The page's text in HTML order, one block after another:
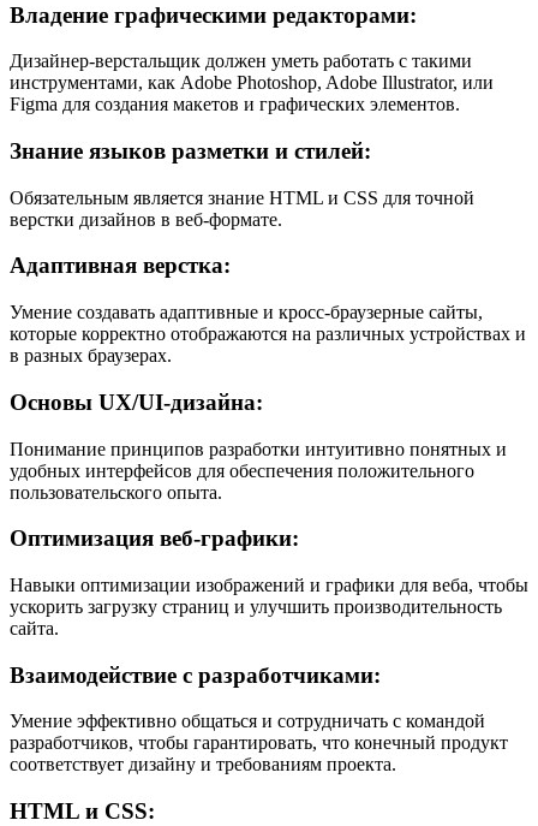
Владение графическими редакторами:
Дизайнер-верстальщик должен уметь работать с такими
инструментами, как Adobe Photoshop, Adobe Illustrator, или
Figma для создания макетов и графических элементов.
Знание языков разметки и стилей:
Обязательным является знание HTML и CSS для точной
верстки дизайнов в веб-формате.
Адаптивная верстка:
Умение создавать адаптивные и кросс-браузерные сайты,
которые корректно отображаются на различных устройствах и
в разных браузерах.
Основы UX/UI-дизайна:
Понимание принципов разработки интуитивно понятных и
удобных интерфейсов для обеспечения положительного
пользовательского опыта.
Оптимизация веб-графики:
Навыки оптимизации изображений и графики для веба, чтобы
ускорить загрузку страниц и улучшить производительность
сайта.
Взаимодействие с разработчиками:
Умение эффективно общаться и сотрудничать с командой
разработчиков, чтобы гарантировать, что конечный продукт
соответствует дизайну и требованиям проекта.
HTML и CSS: